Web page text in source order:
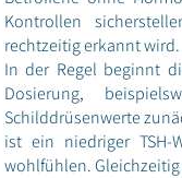
Kontrollen
rechtzeitig erkannt wird.
In der Regel beginnt
Dosierung,
Schilddrüsenwerte
ist ein niedriger
wohlfühlen.